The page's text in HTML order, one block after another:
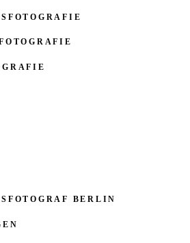
BERLIN